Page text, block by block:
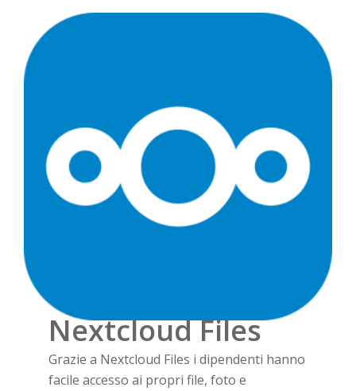
Nextcloud Files
Grazie a Nextcloud Files i dipendenti hanno
facile accesso ai propri file, foto e